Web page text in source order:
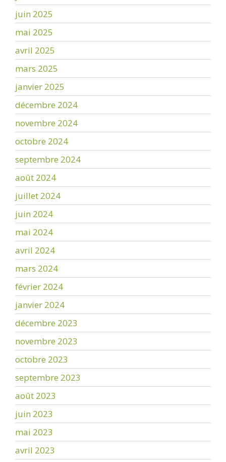
juin 2025
mai 2025
avril 2025
mars 2025
janvier 2025
décembre 2024
novembre 2024
octobre 2024
septembre 2024
août 2024
juillet 2024
juin 2024
mai 2024
avril 2024
mars 2024
février 2024
janvier 2024
décembre 2023
novembre 2023
octobre 2023
septembre 2023
août 2023
juin 2023
mai 2023
avril 2023